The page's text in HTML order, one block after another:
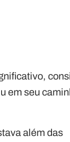
em seu
além das